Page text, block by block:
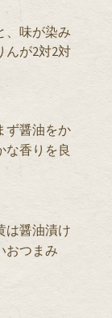
、味が染み
んが2対2対
ず醤油をか
な香りを良
は醤油漬け
おつまみ